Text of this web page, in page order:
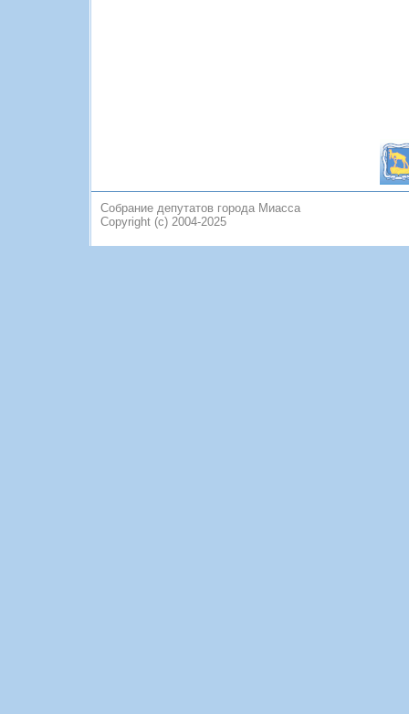
Собрание депутатов города Миасса
Copyright (c) 2004-2025